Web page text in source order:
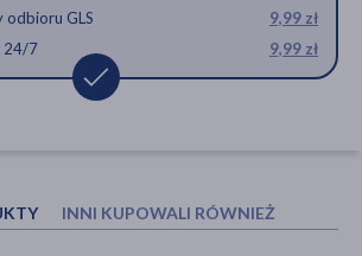
GLS
9,99 zł
24/7
9,99 zł
INNI KUPOWALI RÓWNIEŻ